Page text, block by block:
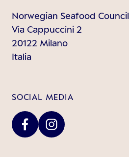
Norwegian Seafood Council
Via Cappuccini 2
20122 Milano
Italia
SOCIAL MEDIA